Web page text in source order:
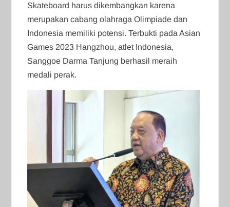
Skateboard harus dikembangkan karena
merupakan cabang olahraga Olimpiade dan
Indonesia memiliki potensi. Terbukti pada Asian
Games 2023 Hangzhou, atlet Indonesia,
Sanggoe Darma Tanjung berhasil meraih
medali perak.